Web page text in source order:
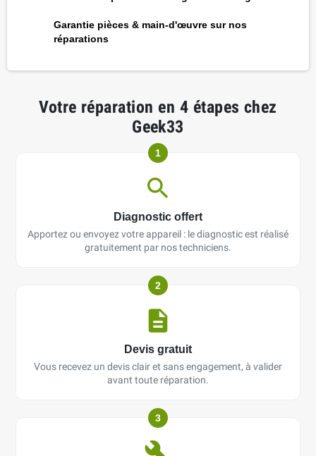
Garantie pièces & main-d'œuvre sur nos
réparations
Votre réparation en 4 étapes chez
Geek33
1
Diagnostic offert
Apportez ou envoyez votre appareil : le diagnostic est réalisé
gratuitement par nos techniciens.
2
Devis gratuit
Vous recevez un devis clair et sans engagement, à valider
avant toute réparation.
3